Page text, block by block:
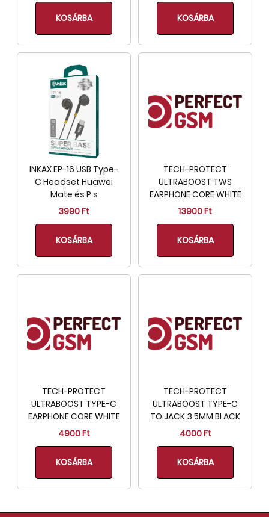
KOSÁRBA KOSÁRBA
INKAX EP-16 USB Type-
C Headset Huawei
Mate és P s
3990 Ft
KOSÁRBA
TECH-PROTECT
ULTRABOOST TWS
EARPHONE CORE WHITE
13900 Ft
KOSÁRBA
TECH-PROTECT
ULTRABOOST TYPE-C
EARPHONE CORE WHITE
4900 Ft
KOSÁRBA
TECH-PROTECT
ULTRABOOST TYPE-C
TO JACK 3.5MM BLACK
4000 Ft
KOSÁRBA